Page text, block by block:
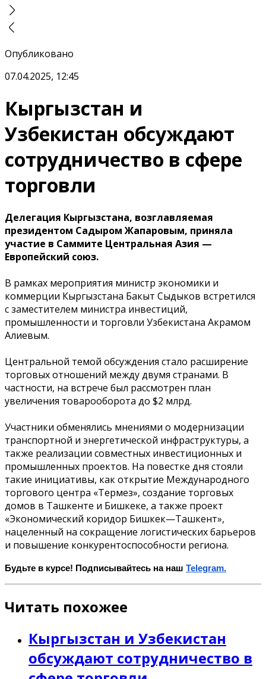
Опубликовано
07.04.2025, 12:45
Кыргызстан и
Узбекистан обсуждают
сотрудничество в сфере
торговли
Делегация Кыргызстана, возглавляемая
президентом Садыром Жапаровым, приняла
участие в Саммите Центральная Азия —
Европейский союз.
В рамках мероприятия министр экономики и
коммерции Кыргызстана Бакыт Сыдыков встретился
с заместителем министра инвестиций,
промышленности и торговли Узбекистана Акрамом
Алиевым.
Центральной темой обсуждения стало расширение
торговых отношений между двумя странами. В
частности, на встрече был рассмотрен план
увеличения товарооборота до $2 млрд.
Участники обменялись мнениями о модернизации
транспортной и энергетической инфраструктуры, а
также реализации совместных инвестиционных и
промышленных проектов. На повестке дня стояли
такие инициативы, как открытие Международного
торгового центра «Термез», создание торговых
домов в Ташкенте и Бишкеке, а также проект
«Экономический коридор Бишкек—Ташкент»,
нацеленный на сокращение логистических барьеров
и повышение конкурентоспособности региона.
Будьте в курсе! Подписывайтесь на наш Telegram.
Читать похожее
Кыргызстан и Узбекистан
обсуждают сотрудничество в